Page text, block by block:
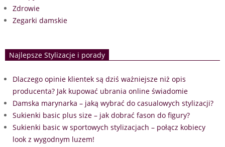
Zdrowie
Zegarki damskie
Najlepsze Stylizacje i porady
Dlaczego opinie klientek są dziś ważniejsze niż opis
producenta? Jak kupować ubrania online świadomie
Damska marynarka – jaką wybrać do casualowych stylizacji?
Sukienki basic plus size – jak dobrać fason do figury?
Sukienki basic w sportowych stylizacjach – połącz kobiecy
look z wygodnym luzem!